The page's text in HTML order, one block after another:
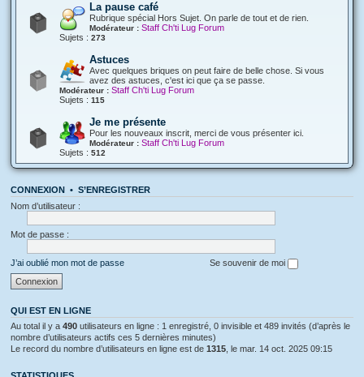
La pause café
Rubrique spécial Hors Sujet. On parle de tout et de rien.
Modérateur : Staff Ch'ti Lug Forum
Sujets : 273
Astuces
Avec quelques briques on peut faire de belle chose. Si vous
avez des astuces, c'est ici que ça se passe.
Modérateur : Staff Ch'ti Lug Forum
Sujets : 115
Je me présente
Pour les nouveaux inscrit, merci de vous présenter ici.
Modérateur : Staff Ch'ti Lug Forum
Sujets : 512
CONNEXION • S’ENREGISTRER
Nom d’utilisateur :
Mot de passe :
J’ai oublié mon mot de passe Se souvenir de moi
QUI EST EN LIGNE
Au total il y a 490 utilisateurs en ligne : 1 enregistré, 0 invisible et 489 invités (d’après le
nombre d’utilisateurs actifs ces 5 dernières minutes)
Le record du nombre d’utilisateurs en ligne est de 1315 , le mar. 14 oct. 2025 09:15